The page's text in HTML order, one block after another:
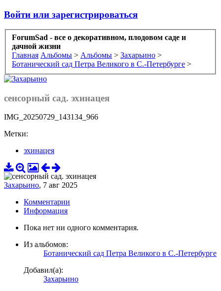
Войти или зарегистрироваться
ForumSad - все о декоративном, плодовом саде и
дачной жизни
Главная Альбомы > Альбомы > Захарьино >
Ботанический сад Петра Великого в С.-Петербурге >
сенсорный сад. эхинацея
IMG_20250729_143134_966
Метки:
эхинацея
Захарьино, 7 авг 2025
Комментарии
Информация
Пока нет ни одного комментария.
Из альбомов:
Ботанический сад Петра Великого в С.-Петербурге
Добавил(а):
Захарьино